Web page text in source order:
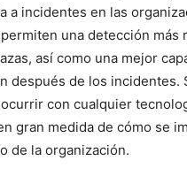
a incidentes en ​las
una detección más
así‌ como‍ una mejor
después de los incidentes.
con⁤ cualquier
gran medida de cómo se
de la organización.